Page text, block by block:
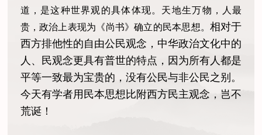
道，是这种世界观的具体体现。天地生万物，人最
贵，政治上表现为《尚书》确立的民本思想。相对于
西方排他性的自由公民观念，中华政治文化中的
人、民观念更具有普世的特点，因为所有人都是
平等一致最为宝贵的，没有公民与非公民之别。
今天有学者用民本思想比附西方民主观念，岂不
荒诞！